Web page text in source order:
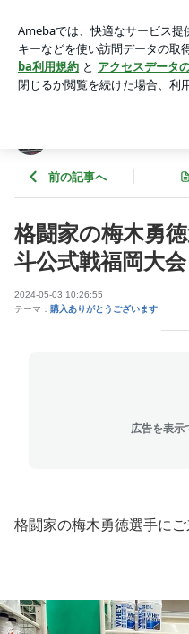
RAO」出場！ | スポーツサ
アプリをダウンロードして ブ
ょう。
前の記事へ
格闘家の梅木勇
斗公式戦福岡大
2024-05-03 10:26:55
テーマ： 購入ありがとうございます
広告を表示
格闘家の梅木勇徳選手にご